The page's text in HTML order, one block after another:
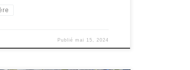
Publiémai 15, 2024